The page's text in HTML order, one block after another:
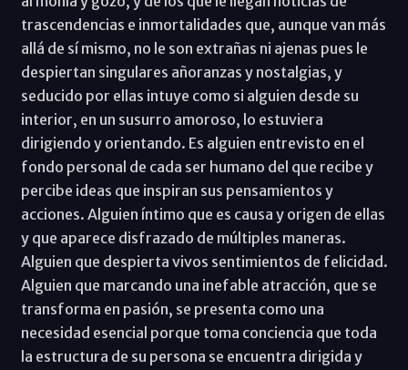
trascendencias e inmortalidades que, aunque van más
allá de sí mismo, no le son extrañas ni ajenas pues le
despiertan singulares añoranzas y nostalgias, y
seducido por ellas intuye como si alguien desde su
interior, en un susurro amoroso, lo estuviera
dirigiendo y orientando. Es alguien entrevisto en el
fondo personal de cada ser humano del que recibe y
percibe ideas que inspiran sus pensamientos y
acciones. Alguien íntimo que es causa y origen de ellas
y que aparece disfrazado de múltiples maneras.
Alguien que despierta vivos sentimientos de felicidad.
Alguien que marcando una inefable atracción, que se
transforma en pasión, se presenta como una
necesidad esencial porque toma conciencia que toda
la estructura de su persona se encuentra dirigida y